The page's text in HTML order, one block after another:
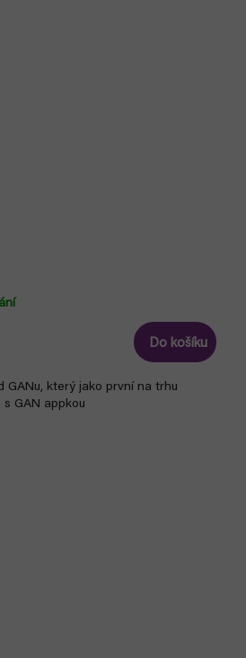
Do košíku
GANu, který jako první na trhu
GAN appkou